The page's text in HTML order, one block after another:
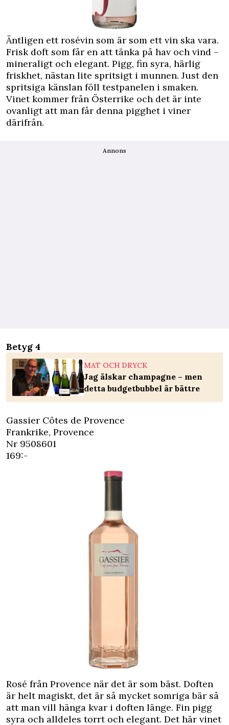
Äntligen ett rosévin som är som ett vin ska vara.
Frisk doft som får en att tänka på hav och vind –
mineraligt och elegant. Pigg, fin syra, härlig
friskhet, nästan lite spritsigt i munnen. Just den
spritsiga känslan föll testpanelen i smaken.
Vinet kommer från Österrike och det är inte
ovanligt att man får denna pigghet i viner
därifrån.
Annons
Betyg 4
MAT OCH DRYCK
Jag älskar champagne – men
detta budgetbubbel är bättre
Gassier Côtes de Provence
Frankrike, Provence
Nr 9508601
169:-
Rosé från Provence när det är som bäst. Doften
är helt magiskt, det är så mycket somriga bär så
att man vill hänga kvar i doften länge. Fin pigg
syra och alldeles torrt och elegant. Det här vinet